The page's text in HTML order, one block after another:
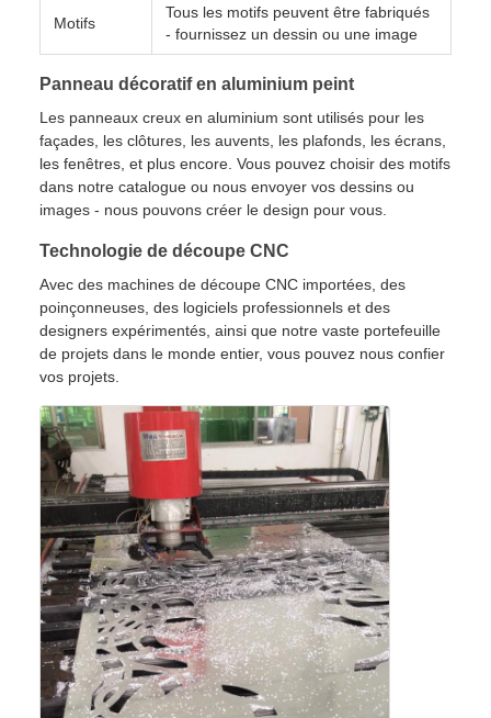
Motifs
Tous les motifs peuvent être fabriqués
- fournissez un dessin ou une image
Panneau décoratif en aluminium peint
Les panneaux creux en aluminium sont utilisés pour les
façades, les clôtures, les auvents, les plafonds, les écrans,
les fenêtres, et plus encore. Vous pouvez choisir des motifs
dans notre catalogue ou nous envoyer vos dessins ou
images - nous pouvons créer le design pour vous.
Technologie de découpe CNC
Avec des machines de découpe CNC importées, des
poinçonneuses, des logiciels professionnels et des
designers expérimentés, ainsi que notre vaste portefeuille
de projets dans le monde entier, vous pouvez nous confier
vos projets.